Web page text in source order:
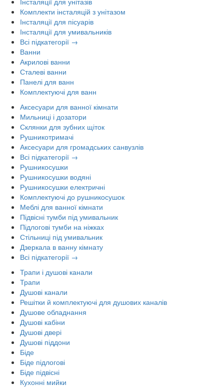
Комплекти інсталяцій з унітазом
Інсталяції для пісуарів
Інсталяції для умивальників
Всі підкатегорії →
Ванни
Акрилові ванни
Сталеві ванни
Панелі для ванн
Комплектуючі для ванн
Аксесуари для ванної кімнати
Мильниці і дозатори
Склянки для зубних щіток
Рушникотримачі
Аксесуари для громадських санвузлів
Всі підкатегорії →
Рушникосушки
Рушникосушки водяні
Рушникосушки електричні
Комплектуючі до рушникосушок
Меблі для ванної кімнати
Підвісні тумби під умивальник
Підлогові тумби на ніжках
Стільниці під умивальник
Дзеркала в ванну кімнату
Всі підкатегорії →
Трапи і душові канали
Трапи
Душові канали
Решітки й комплектуючі для душових каналів
Душове обладнання
Душові кабіни
Душові двері
Душові піддони
Біде
Біде підлогові
Біде підвісні
Кухонні мийки